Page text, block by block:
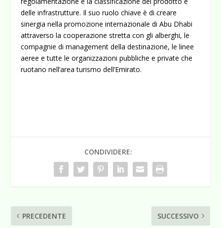
delle infrastrutture. Il suo ruolo chiave è di creare
sinergia nella promozione internazionale di Abu Dhabi
attraverso la cooperazione stretta con gli alberghi, le
compagnie di management della destinazione, le linee
aeree e tutte le organizzazioni pubbliche e private che
ruotano nell’area turismo dell’Emirato.
CONDIVIDERE:
PRECEDENTE SUCCESSIVO